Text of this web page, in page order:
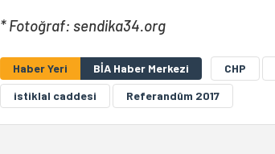
* Fotoğraf: sendika34.org
Haber Yeri BİA Haber Merkezi CHP
istiklal caddesi
Referandûm 2017